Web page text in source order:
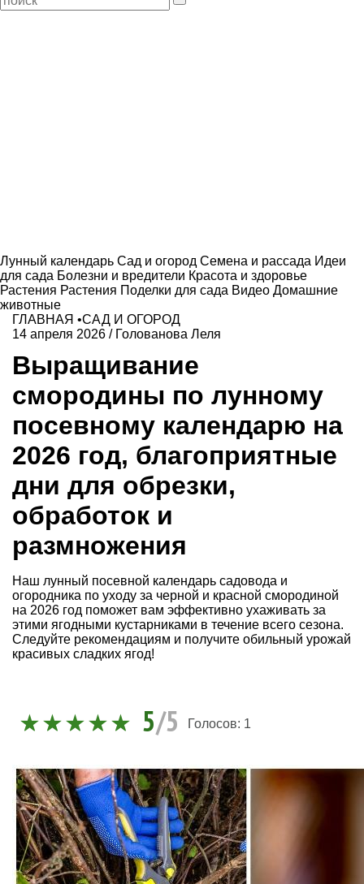
Лунный календарь Сад и огород Семена и рассада Идеи
для сада Болезни и вредители Красота и здоровье
Растения Растения Поделки для сада Видео Домашние
животные
ГЛАВНАЯ •САД И ОГОРОД
14 апреля 2026 / Голованова Леля
Выращивание
смородины по лунному
посевному календарю на
2026 год, благоприятные
дни для обрезки,
обработок и
размножения
Наш лунный посевной календарь садовода и
огородника по уходу за черной и красной смородиной
на 2026 год поможет вам эффективно ухаживать за
этими ягодными кустарниками в течение всего сезона.
Следуйте рекомендациям и получите обильный урожай
красивых сладких ягод!
5/5 Голосов: 1